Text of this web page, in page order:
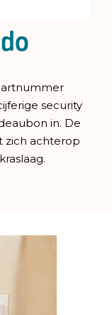
security
in. De
zich achterop